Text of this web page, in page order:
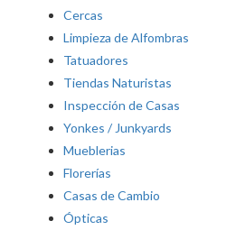
Cercas
Limpieza de Alfombras
Tatuadores
Tiendas Naturistas
Inspección de Casas
Yonkes / Junkyards
Mueblerias
Florerías
Casas de Cambio
Ópticas